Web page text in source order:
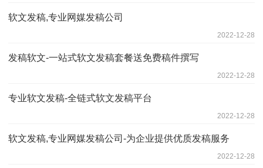
软文发稿,专业网媒发稿公司
2022-12-28
发稿软文-一站式软文发稿套餐送免费稿件撰写
2022-12-28
专业软文发稿-全链式软文发稿平台
2022-12-28
软文发稿,专业网媒发稿公司-为企业提供优质发稿服务
2022-12-28